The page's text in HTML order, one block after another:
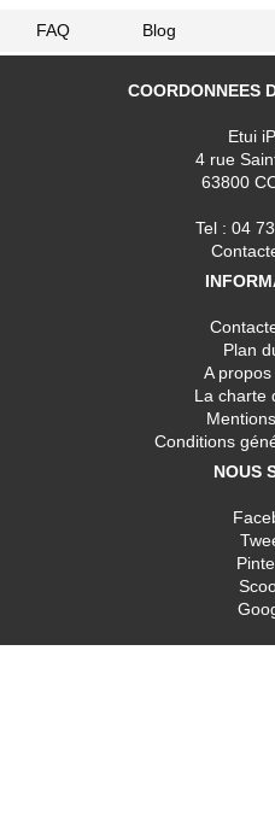
FAQ Blog
COORDONNEES
Etui
4 rue
63800
Tel : 04
Plan
A
La charte
Conditions
NOUS